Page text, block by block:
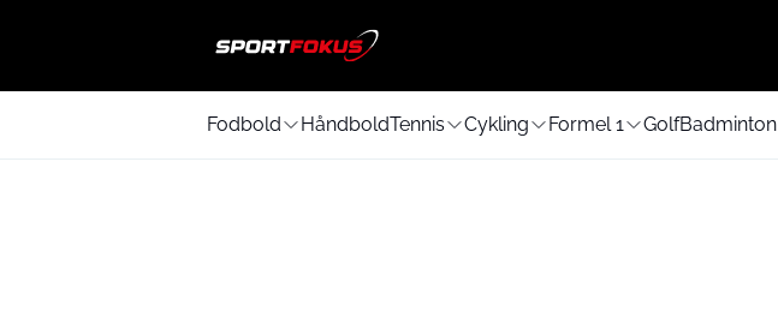
Fodbold HåndboldTennis Cykling Formel 1 GolfBadminton